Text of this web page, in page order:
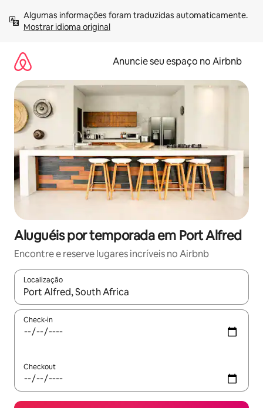
para
Mostrar idioma original
Anuncie seu espaço no Airbnb
Aluguéis por temporada em Port Alfred
Encontre e reserve lugares incríveis no Airbnb
Localização
Quando os resultados estiverem disponíveis, explore-os
Check-in
Checkout